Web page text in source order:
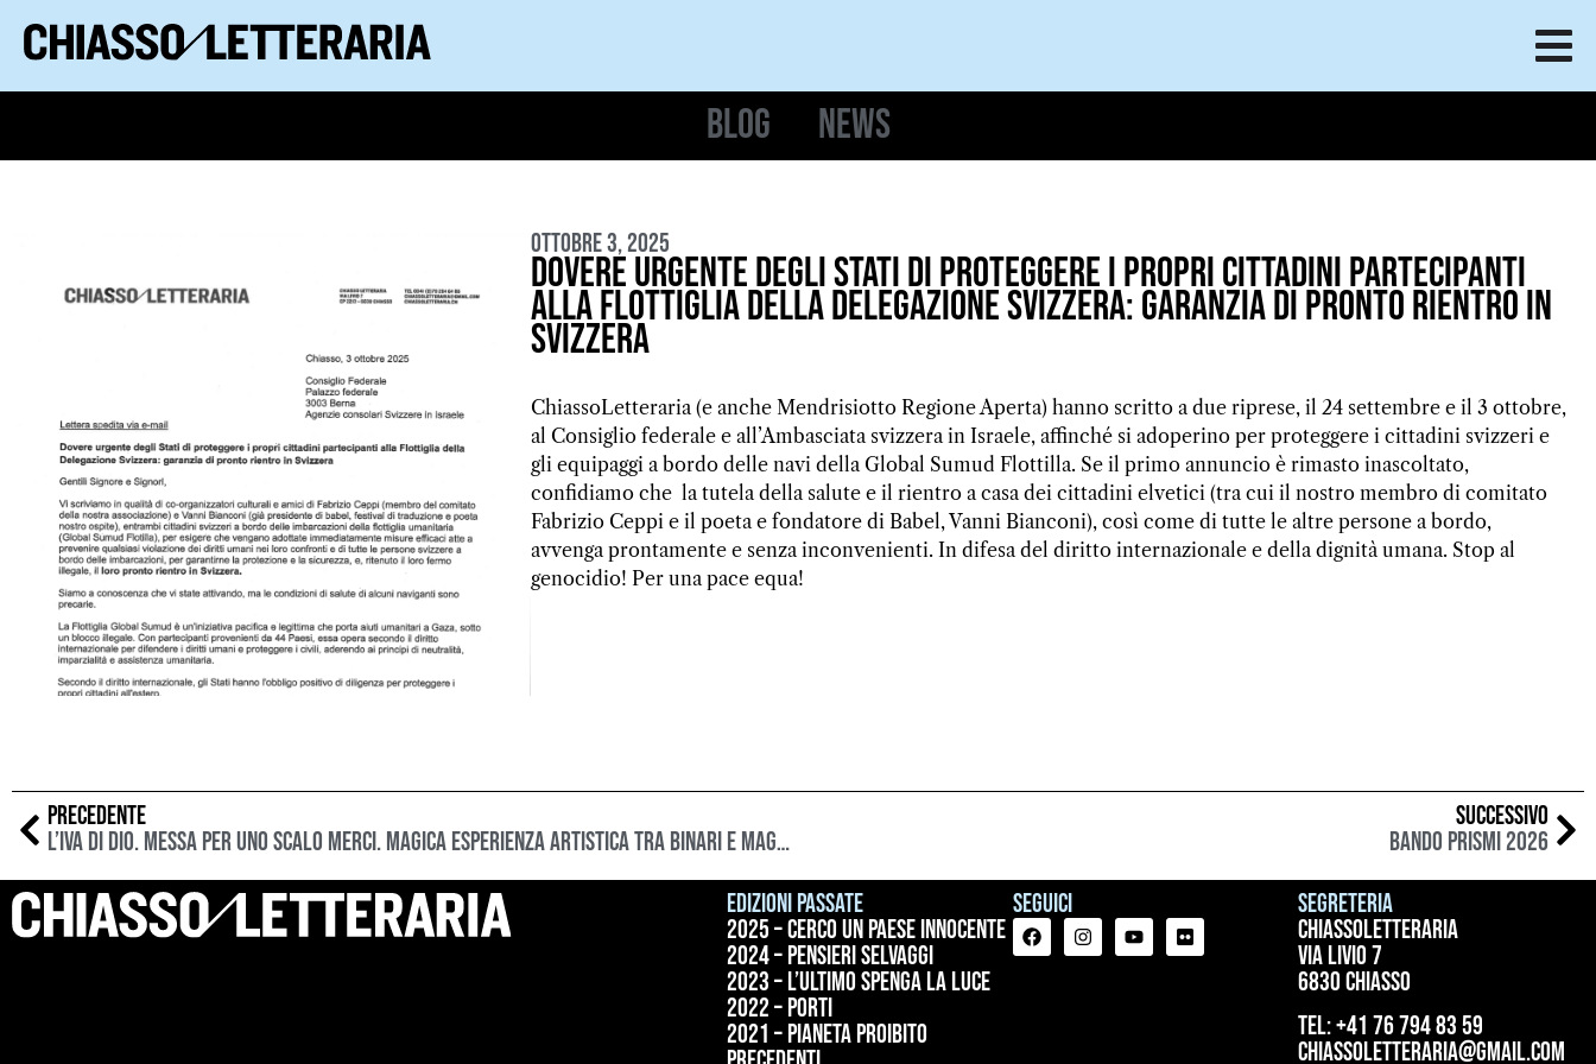
Blog News
Ottobre 3, 2025
Dovere urgente degli Stati di proteggere i propri cittadini partecipanti
alla Flottiglia della Delegazione Svizzera: garanzia di pronto rientro in
Svizzera
ChiassoLetteraria (e anche Mendrisiotto Regione Aperta) hanno scritto a due riprese, il 24 settembre e il 3 ottobre,
al Consiglio federale e all’Ambasciata svizzera in Israele, affinché si adoperino per proteggere i cittadini svizzeri e
gli equipaggi a bordo delle navi della Global Sumud Flottilla. Se il primo annuncio è rimasto inascoltato,
confidiamo che la tutela della salute e il rientro a casa dei cittadini elvetici (tra cui il nostro membro di comitato
Fabrizio Ceppi e il poeta e fondatore di Babel, Vanni Bianconi), così come di tutte le altre persone a bordo,
avvenga prontamente e senza inconvenienti. In difesa del diritto internazionale e della dignità umana. Stop al
genocidio! Per una pace equa!
PRECEDENTE
L’IVA di Dio. Messa per uno scalo merci. Magica esperienza artistica tra binari e magazzini.
SUCCESSIVO
BANDO PRISMI 2026
Edizioni passate
2025 – Cerco un paese innocente
2024 – Pensieri selvaggi
2023 – L’ultimo spenga la luce
2022 – Porti
2021 – Pianeta proibito
Seguici
Segreteria
ChiassoLetteraria
Via Livio 7
6830 Chiasso
tel: +41 76 794 83 59
chiassoletteraria@gmail.com